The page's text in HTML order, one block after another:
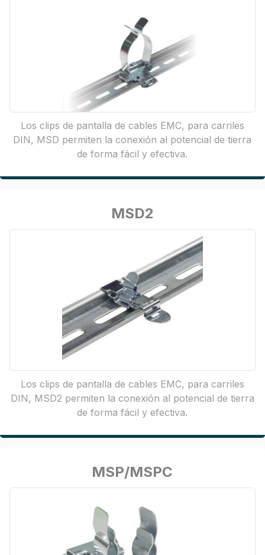
Los clips de pantalla de cables EMC, para carriles
DIN, MSD permiten la conexión al potencial de tierra
de forma fácil y efectiva.
MSD2
Los clips de pantalla de cables EMC, para carriles
DIN, MSD2 permiten la conexión al potencial de tierra
de forma fácil y efectiva.
MSP/MSPC